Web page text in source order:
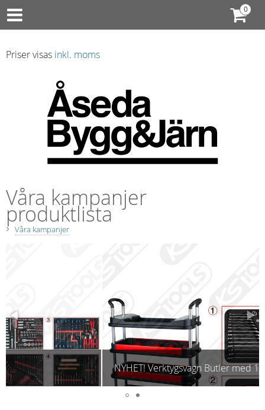
Priser visas inkl. moms
Våra kampanjer
produktlista
Våra kampanjer
NYHET! Verktygsvagn Butler med 175 delar